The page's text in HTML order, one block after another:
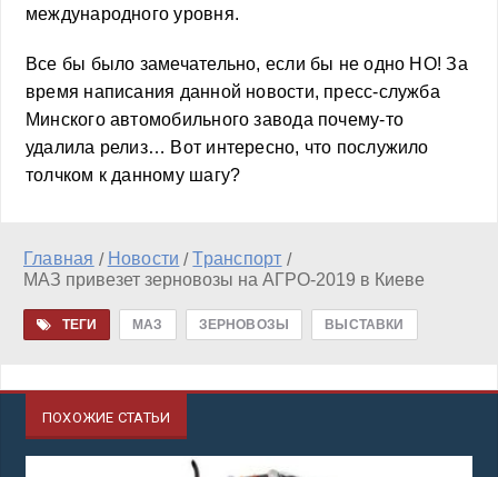
международного уровня.
Все бы было замечательно, если бы не одно НО! За
время написания данной новости, пресс-служба
Минского автомобильного завода почему-то
удалила релиз… Вот интересно, что послужило
толчком к данному шагу?
Главная / Новости /Транспорт /
МАЗ привезет зерновозы на АГРО-2019 в Киеве
ТЕГИ МАЗ ЗЕРНОВОЗЫ ВЫСТАВКИ
ПОХОЖИЕ СТАТЬИ